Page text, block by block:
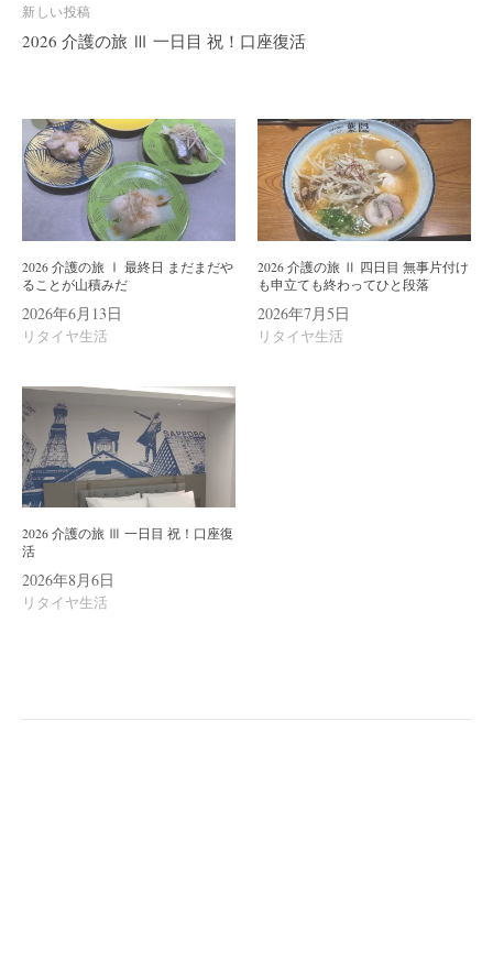
ゲ
ー
ン
新しい投稿
2026 介護の旅 Ⅲ 一日目 祝！口座復活
2026 介護の旅 Ⅰ 最終日 まだまだや
ることが山積みだ
2026年6月13日
リタイヤ生活
2026 介護の旅 Ⅱ 四日目 無事片付け
も申立ても終わってひと段落
2026年7月5日
リタイヤ生活
2026 介護の旅 Ⅲ 一日目 祝！口座復
活
2026年8月6日
リタイヤ生活